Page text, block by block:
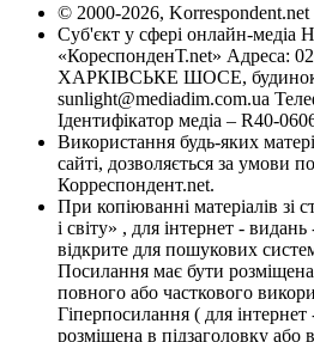
© 2000-2026, Korrespondent.net
Суб'єкт у сфері онлайн-медіа
«КореспонденТ.net» Адреса:
ХАРКІВСЬКЕ ШОСЕ, будинок
sunlight@mediadim.com.ua
Ідентифікатор медіа – R40-
Використання будь-яких
сайті, дозволяється за умови
Корреспондент.net.
При копіюванні матеріалів зі
і світу» , для інтернет -
відкрите для пошукових
Посилання має бути розміщена
повного або часткового
Гіперпосилання ( для
розміщена в підзаголовку або